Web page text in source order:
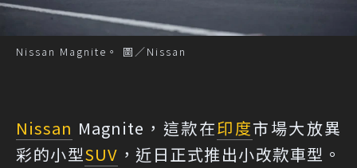
Nissan Magnite。 圖／Nissan
Nissan Magnite，這款在印度市場大放異
彩的小型SUV ，近日正式推出小改款車型。